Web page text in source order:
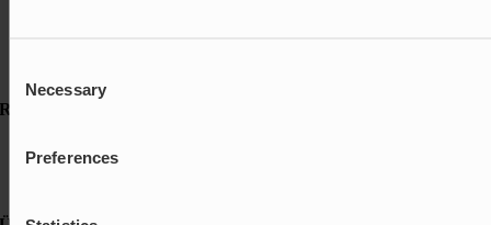
Selection
Necessary
Preferences
Ressourcen
Neuigkeiten & Presse